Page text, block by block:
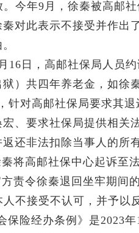
。今年9月，徐秦被高邮
对此表示不接受并作出
16日，高邮社保局人员
）共四年养老金，如徐
针对高邮社保局要求其
、要求社保局提供相关
还非法扣除当事人的所
将高邮社保中心起诉至
方责令徐秦退回坐牢期间
不接受不认可，并予以
保险经办条例》是2023